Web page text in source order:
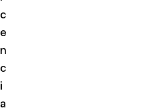
c
e
n
c
i
a